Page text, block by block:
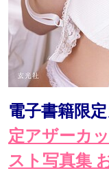
電子書籍限
定アザーカ
スト写真集